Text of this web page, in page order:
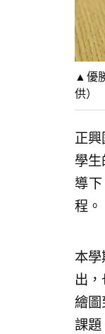
▲優
供）
正
學
導
程。
本
出
繪圖
課題